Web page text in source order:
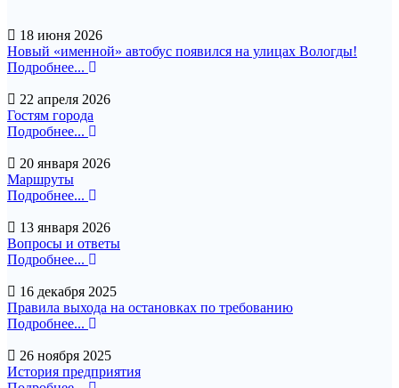
18 июня 2026
Новый «именной» автобус появился на улицах Вологды!
Подробнее...
22 апреля 2026
Гостям города
Подробнее...
20 января 2026
Маршруты
Подробнее...
13 января 2026
Вопросы и ответы
Подробнее...
16 декабря 2025
Правила выхода на остановках по требованию
Подробнее...
26 ноября 2025
История предприятия